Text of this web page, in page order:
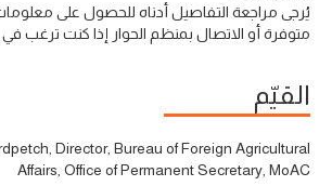
يُرجى مراجعة التفاصيل أدناه للحصول على
متوفرة أو الاتصال بمنظم الحوار إذا كنت ترغب في
القيّم
Director, Bureau of Foreign Agricultural
Affairs, Office of Permanent Secretary, MoAC